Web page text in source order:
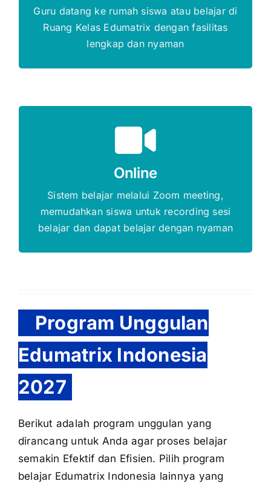
Guru datang ke rumah siswa atau belajar di
Ruang Kelas Edumatrix dengan fasilitas
lengkap dan nyaman
DAFTAR SEKARANG
Online
Sistem belajar melalui Zoom meeting,
memudahkan siswa untuk recording sesi
belajar dan dapat belajar dengan nyaman
DAFTAR SEKARANG
Program Unggulan
Edumatrix Indonesia
2027
Berikut adalah program unggulan yang
dirancang untuk Anda agar proses belajar
semakin Efektif dan Efisien. Pilih program
belajar Edumatrix Indonesia lainnya yang